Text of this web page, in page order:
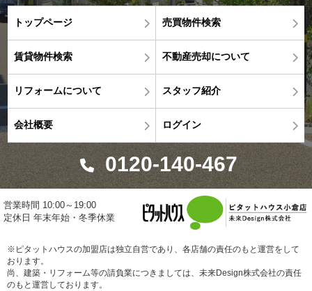
トップページ 売買物件検索
賃貸物件検索 不動産売却について
リフォームについて スタッフ紹介
会社概要 ログイン
0120-140-467
営業時間 10:00～19:00
定休日 年末年始・冬季休業
※ピタットハウスの加盟店は独立自営であり、各店舗の責任のもと運営をして
おります。
尚、建築・リフォーム等の請負業につきましては、未来Design株式会社の責任
のもと運営しております。